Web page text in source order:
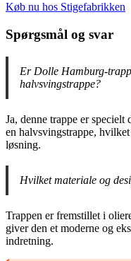
Køb nu hos Stigefabrikken
Spørgsmål og svar
Er Dolle Hamburg-
halvsvingstrappe?
Ja, denne trappe er
en halvsvingstrappe,
løsning.
Hvilket materiale og
Trappen er fremstillet i
giver den et moderne og
indretning.